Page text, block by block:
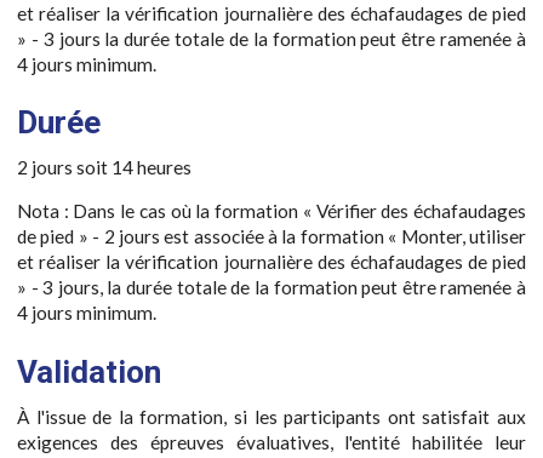
et réaliser la vérification journalière des échafaudages de pied
» - 3 jours la durée totale de la formation peut être ramenée à
4 jours minimum.
Durée
2 jours soit 14 heures
Nota : Dans le cas où la formation « Vérifier des échafaudages
de pied » - 2 jours est associée à la formation « Monter, utiliser
et réaliser la vérification journalière des échafaudages de pied
» - 3 jours, la durée totale de la formation peut être ramenée à
4 jours minimum.
Validation
À l'issue de la formation, si les participants ont satisfait aux
exigences des épreuves évaluatives, l'entité habilitée leur